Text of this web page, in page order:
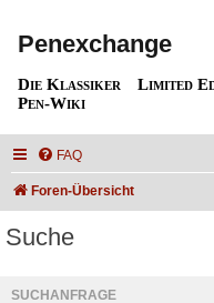
Penexchange
Die Klassiker Limited
Pen-Wiki
FAQ
Foren-Übersicht
Suche
SUCHANFRAGE